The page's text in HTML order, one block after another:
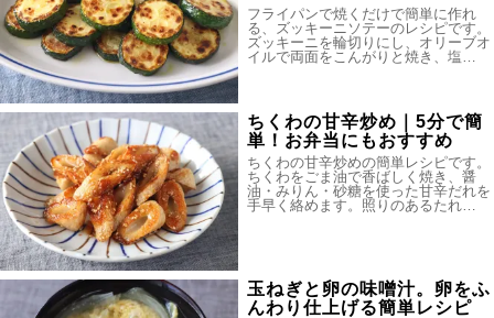
フライパンで焼くだけで簡単に作れ
る、ズッキーニソテーのレシピです。
ズッキーニを輪切りにし、オリーブオ
イルで両面をこんがりと焼き、塩…
ちくわの甘辛炒め｜5分で簡
単！お弁当にもおすすめ
ちくわの甘辛炒めの簡単レシピです。
ちくわをごま油で香ばしく焼き、醤
油・みりん・砂糖を使った甘辛だれを
手早く絡めます。照りのあるたれ…
玉ねぎと卵の味噌汁。卵をふ
んわり仕上げる簡単レシピ